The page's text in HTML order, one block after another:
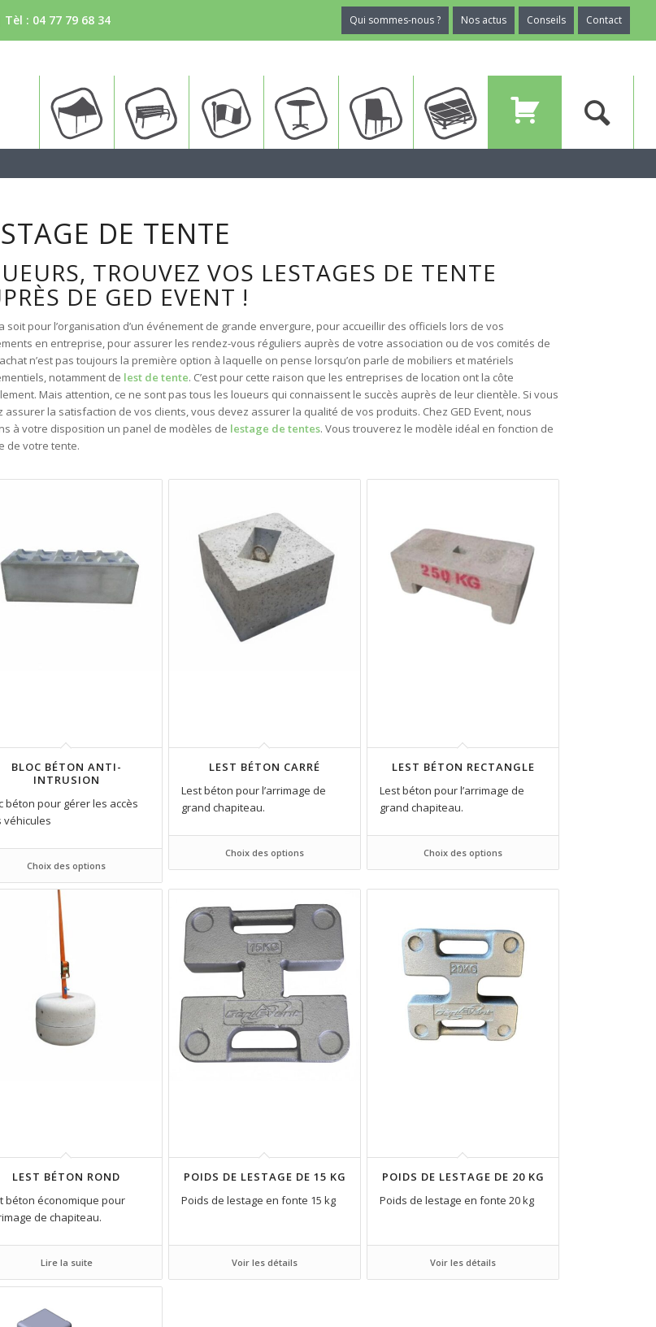
Tèl : 04 77 79 68 34 Contact
Conseils
Nos actus
Qui sommes-nous ?
Tente Bancs Drapeaux Tables Chaises Planchers
DE TENTE
TROUVEZ VOS LESTAGES DE TENTE
DE GED EVENT !
soit pour l’organisation d’un événement de grande envergure, pour accueillir des officiels lors de vos
en entreprise, pour assurer les rendez-vous réguliers auprès de votre association ou de vos comités de
n’est pas toujours la première option à laquelle on pense lorsqu’on parle de mobiliers et matériels
notamment de lest de tente. C’est pour cette raison que les entreprises de location ont la côte
Mais attention, ce ne sont pas tous les loueurs qui connaissent le succès auprès de leur clientèle. Si vous
assurer la satisfaction de vos clients, vous devez assurer la qualité de vos produits. Chez GED Event, nous
à votre disposition un panel de modèles de lestage de tentes. Vous trouverez le modèle idéal en fonction de
de votre tente.
BLOC BÉTON ANTI-
INTRUSION
béton pour gérer les accès
véhicules
Choix des options
LEST BÉTON CARRÉ
Lest béton pour l’arrimage de
grand chapiteau.
Choix des options
LEST BÉTON RECTANGLE
Lest béton pour l’arrimage de
grand chapiteau.
Choix des options
LEST BÉTON ROND
béton économique pour
de chapiteau.
Lire la suite
POIDS DE LESTAGE DE 15 KG
Poids de lestage en fonte 15 kg
Voir les détails
POIDS DE LESTAGE DE 20 KG
Poids de lestage en fonte 20 kg
Voir les détails